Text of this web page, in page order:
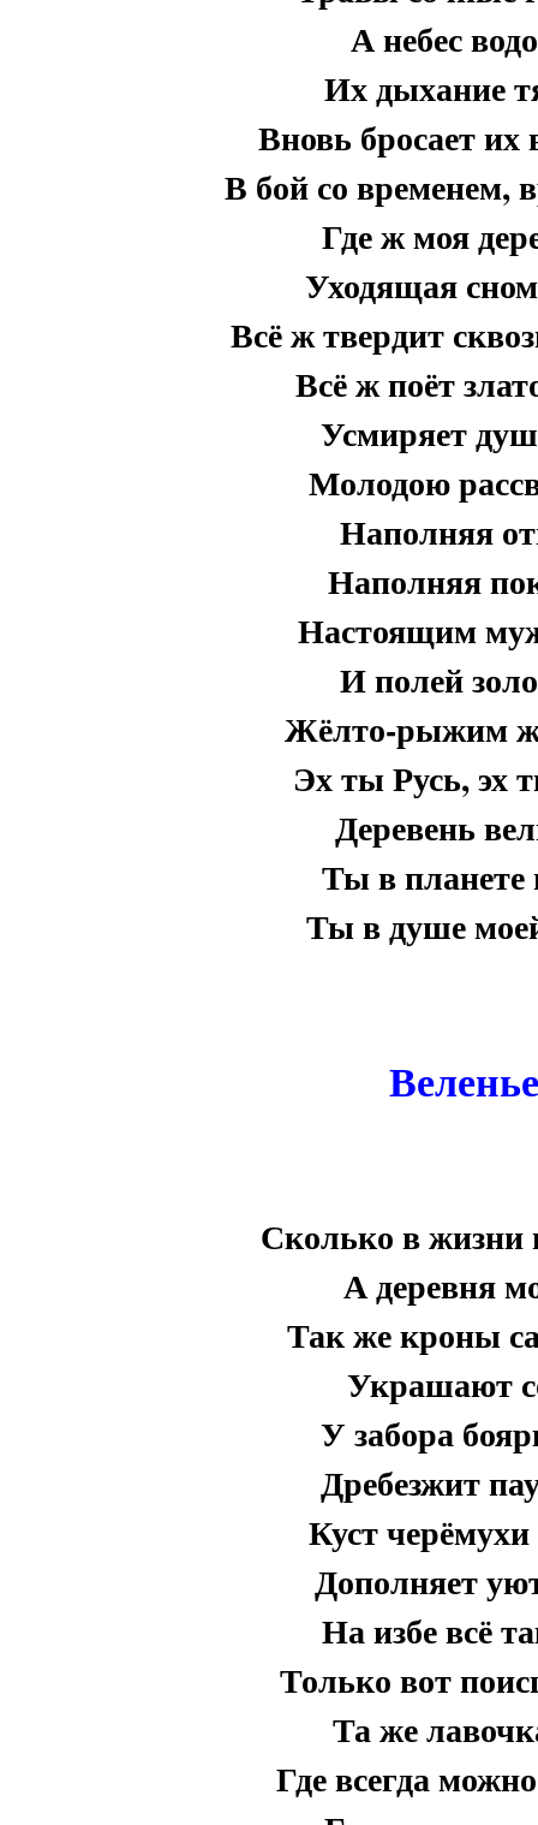
А небес
Их дыхание
Вновь бросает
В бой со
Где ж моя
Уходящая
Всё ж твердит
Всё ж поёт
Усмиряет
Молодою
Наполняя
Наполняя
Настоящим
И полей
Жёлто-рыжим
Эх ты Русь, эх
Деревень
Ты в планете
Ты в душе
Сколько в жизни
А деревня
Так же кроны
Украшают
У забора
Дребезжит
Куст
Дополняет
На избе всё
Только вот
Та же
Где всегда